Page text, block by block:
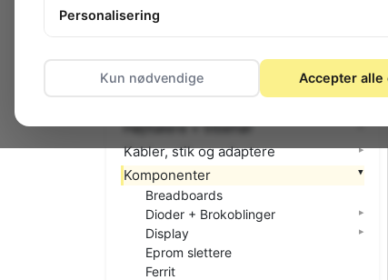
Computerudstyr
El-materiel (installation)
Foto
Højttalere + tilbehør
Kabler, stik og adaptere
Komponenter
Breadboards
Dioder + Brokoblinger
Display
Eprom slettere
Ferrit
Personalisering
Kun nødvendige Accepter alle